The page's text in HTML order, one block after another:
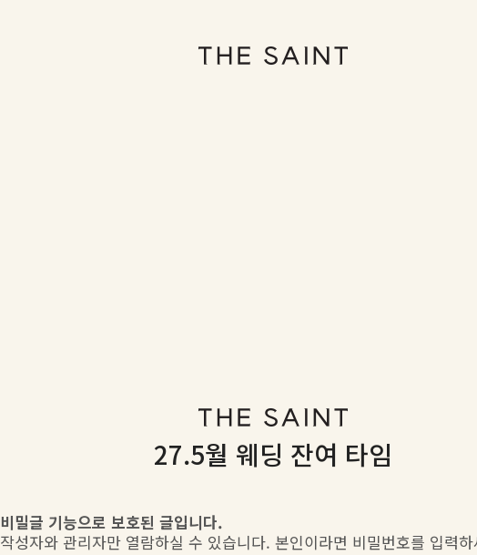
27.5월 웨딩 잔여 타임
비밀글 기능으로 보호된 글입니다.
작성자와 관리자만 열람하실 수 있습니다. 본인이라면 비밀번호를 입력